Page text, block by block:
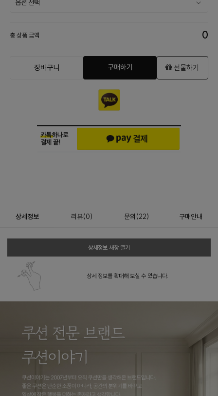
총 상품 금액 0
장바구니 구매하기 선물하기
상세정보 리뷰(0) 문의 (22) 구매안내
상세정보 새창 열기
상세 정보를 확대해 보실 수 있습니다.